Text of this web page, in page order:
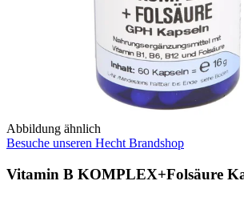
Abbildung ähnlich
Besuche unseren Hecht Brandshop
Vitamin B KOMPLEX+Folsäure